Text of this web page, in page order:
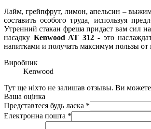
Лайм, грейпфрут, лимон, апельсин –
составить особого труда, используя
Утренний стакан фреша придаст вам сил
насадку Kenwood AT 312- это
напитками и получать максимум пользы от
Виробник
Kenwood
Тут ще ніхто не залишав отзывы. Ви
Ваша оцінка
Представтеся будь ласка *
Електронна пошта *